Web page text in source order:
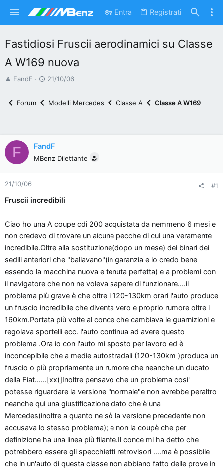
Entra Registrati
Fastidiosi Fruscii aerodinamici su Classe
A W169 nuova
A
s
u
s
i
FandF
D
t
i
n
o
21/10/06
Forum Modelli Mercedes Classe A Classe A W169
F FandF
MBenz Dilettante
21/10/06 #1
Fruscii incredibili
Ciao ho una A coupe cdi 200 acquistata da nemmeno 6 mesi e
non credevo di trovare un alcune pecche di cui una veramente
incredibile.Oltre alla sostituzione(dopo un mese) dei binari dei
sedili anteriori che "ballavano"(in garanzia e lo credo bene
essendo la macchina nuova e tenuta perfetta) e a problemi con
il navigatore che non ne voleva sapere di funzionare....il
problema più grave è che oltre i 120-130km orari l'auto produce
un fruscio incredibile che diventa vero e proprio rumore oltre i
160km.Portata più volte al conce che cambiava le guarnizioni e
regolava sportelli ecc. l'auto continua ad avere questo
problema .Ora io con l'auto mi sposto per lavoro ed è
inconcepibile che a medie autostradali (120-130km )produca un
fruscio o più propriamente un rumore che neanche un ducato
della Fiat......[xx(]Inoltre pensavo che un problema cosi'
potesse riguardare la versione "normale"e non avrebbe peraltro
neanche qui una giustificazione dato che è una
Mercedes(inoltre a quanto ne sò la versione precedente non
accusava lo stesso problema); e non la coupè che per
definizione ha una linea più filante.Il conce mi ha detto che
potrebbero essere gli specchietti retrovisori ....ma è possibile
che in un'auto di questa classe non abbiano fatto delle prove in